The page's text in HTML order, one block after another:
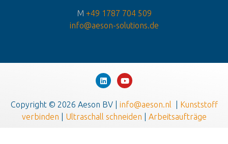
M +49 1787 704 509
info@aeson-solutions.de
Copyright © 2026 Aeson BV | info@aeson.nl
Kunststoff
verbinden
Ultraschall schneiden Arbeitsaufträge